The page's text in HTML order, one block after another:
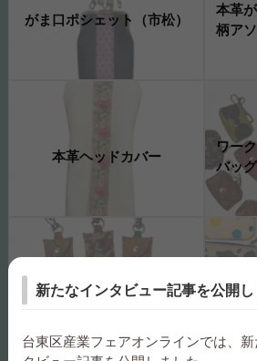
がま口ポシェット（市松）
本革
柄アソ
本革ヘッドカバー
ワー
バッグ
ワークショップ ワンコイ
ンケース・キーカバー
ワー
ース
新たなインタビュー記事を公開し
台東区産業フェアオンラインでは、